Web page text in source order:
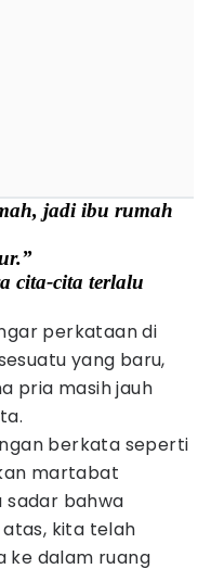
jadi ibu rumah
cita-cita terlalu
perkataan di
yang baru,
pria masih jauh
berkata seperti
martabat
sadar bahwa
kita telah
ke dalam ruang